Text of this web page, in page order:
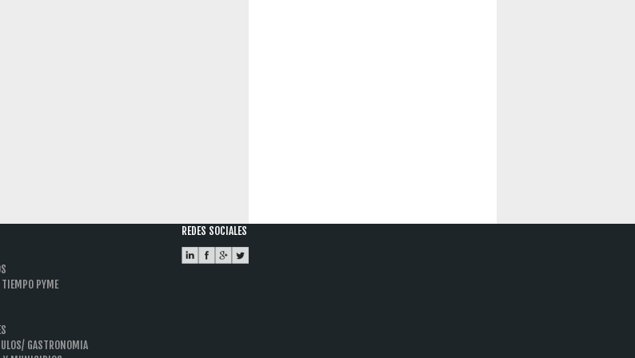
TIEMPO PYME
GASTRONOMIA
REDES SOCIALES